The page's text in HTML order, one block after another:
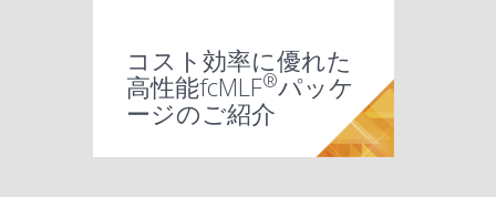
コスト効率に優れた
高性能fcMLF®パッケ
ージのご紹介